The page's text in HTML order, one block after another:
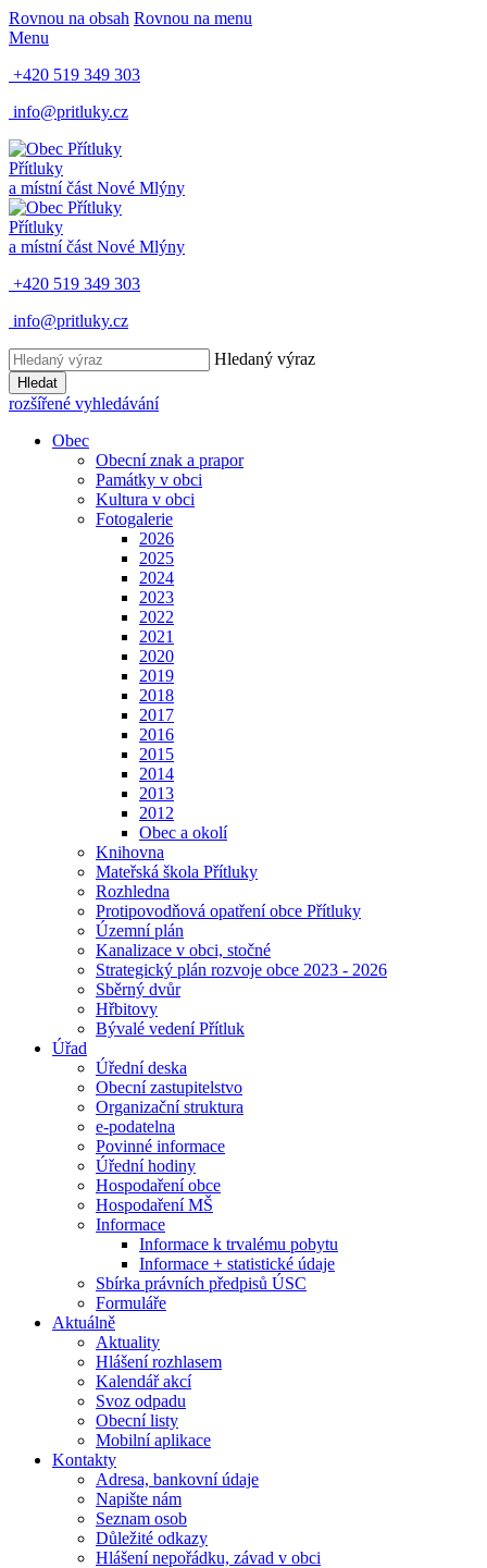
Rovnou na obsah Rovnou na menu
Menu
+420 519 349 303
info@pritluky.cz
Přítluky
a místní část Nové Mlýny
Přítluky
a místní část Nové Mlýny
+420 519 349 303
info@pritluky.cz
Hledaný výraz
Hledat
rozšířené vyhledávání
Obec
Obecní znak a prapor
Památky v obci
Kultura v obci
Fotogalerie
2026
2025
2024
2023
2022
2021
2020
2019
2018
2017
2016
2015
2014
2013
2012
Obec a okolí
Knihovna
Mateřská škola Přítluky
Rozhledna
Protipovodňová opatření obce Přítluky
Územní plán
Kanalizace v obci, stočné
Strategický plán rozvoje obce 2023 - 2026
Sběrný dvůr
Hřbitovy
Bývalé vedení Přítluk
Úřad
Úřední deska
Obecní zastupitelstvo
Organizační struktura
e-podatelna
Povinné informace
Úřední hodiny
Hospodaření obce
Hospodaření MŠ
Informace
Informace k trvalému pobytu
Informace + statistické údaje
Sbírka právních předpisů ÚSC
Formuláře
Aktuálně
Aktuality
Hlášení rozhlasem
Kalendář akcí
Svoz odpadu
Obecní listy
Mobilní aplikace
Kontakty
Adresa, bankovní údaje
Napište nám
Seznam osob
Důležité odkazy
Hlášení nepořádku, závad v obci